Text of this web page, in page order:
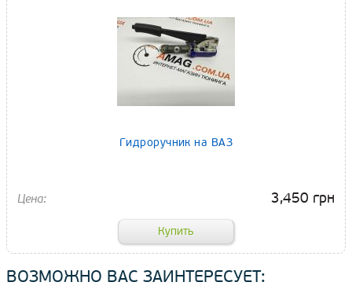
Гидроручник на ВАЗ
3,450 грн
ВОЗМОЖНО ВАС ЗАИНТЕРЕСУЕТ: